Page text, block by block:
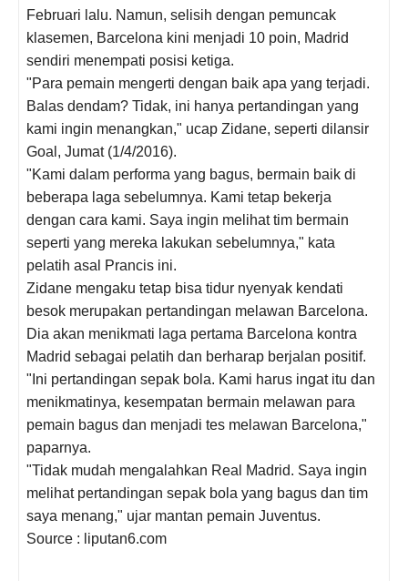
Februari lalu. Namun, selisih dengan pemuncak
klasemen, Barcelona kini menjadi 10 poin, Madrid
sendiri menempati posisi ketiga.
"Para pemain mengerti dengan baik apa yang terjadi.
Balas dendam? Tidak, ini hanya pertandingan yang
kami ingin menangkan," ucap Zidane, seperti dilansir
Goal, Jumat (1/4/2016).
"Kami dalam performa yang bagus, bermain baik di
beberapa laga sebelumnya. Kami tetap bekerja
dengan cara kami. Saya ingin melihat tim bermain
seperti yang mereka lakukan sebelumnya," kata
pelatih asal Prancis ini.
Zidane mengaku tetap bisa tidur nyenyak kendati
besok merupakan pertandingan melawan Barcelona.
Dia akan menikmati laga pertama Barcelona kontra
Madrid sebagai pelatih dan berharap berjalan positif.
"Ini pertandingan sepak bola. Kami harus ingat itu dan
menikmatinya, kesempatan bermain melawan para
pemain bagus dan menjadi tes melawan Barcelona,"
paparnya.
"Tidak mudah mengalahkan Real Madrid. Saya ingin
melihat pertandingan sepak bola yang bagus dan tim
saya menang," ujar mantan pemain Juventus.
Source : liputan6.com